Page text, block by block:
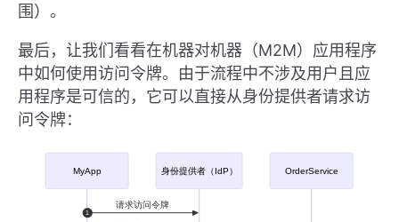
围）。
最后，让我们看看在机器对机器（M2M）应用程序
中如何使用访问令牌。由于流程中不涉及用户且应
用程序是可信的，它可以直接从身份提供者请求访
问令牌：